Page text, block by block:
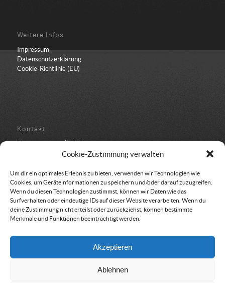
Cookie-Zustimmung verwalten
Um dir ein optimales Erlebnis zu bieten, verwenden wir Technologien wie
Cookies, um Geräteinformationen zu speichern und/oder darauf zuzugreifen.
Wenn du diesen Technologien zustimmst, können wir Daten wie das
Surfverhalten oder eindeutige IDs auf dieser Website verarbeiten. Wenn du
deine Zustimmung nicht erteilst oder zurückziehst, können bestimmte
Merkmale und Funktionen beeinträchtigt werden.
Akzeptieren
Ablehnen
Weitere Infos
Impressum
Datenschutzerklärung
Cookie-Richtlinie (EU)
Kontakt
Bundesbüro der ÖRHB
Schulstraße 443
05 94 500 152
office@oerhb.at